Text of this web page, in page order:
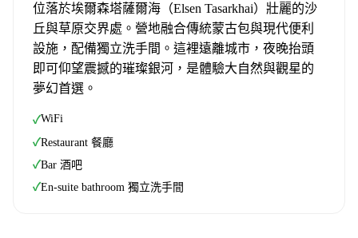
位落於埃爾森塔薩爾海（Elsen Tasarkhai）壯麗的沙
丘與草原交界處。營地融合傳統蒙古包與現代便利
設施，配備獨立洗手間。這裡遠離城市，夜晚抬頭
即可仰望震撼的璀璨銀河，是體驗大自然與觀星的
夢幻首選。
✓WiFi
✓Restaurant 餐廳
✓Bar 酒吧
✓En-suite bathroom 獨立洗手間